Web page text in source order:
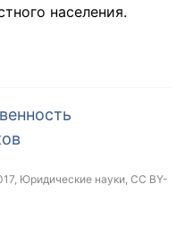
населения.
, Юридические науки, CC BY-